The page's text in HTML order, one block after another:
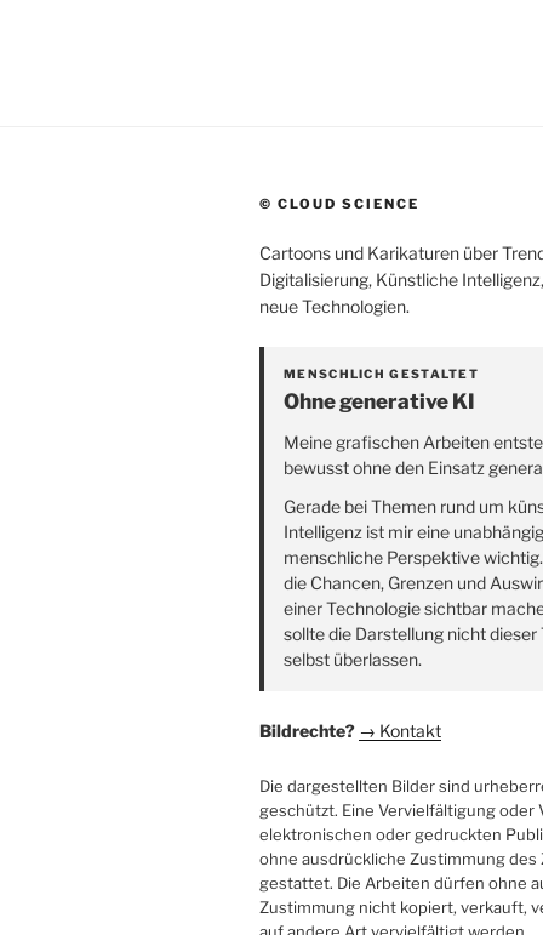
© CLOUD SCIENCE
Cartoons und Karikaturen über
Digitalisierung, Künstliche
neue Technologien.
MENSCHLICH GESTALTET
Ohne generative KI
Meine grafischen Arbeiten
bewusst ohne den Einsatz
Gerade bei Themen rund um
Intelligenz ist mir eine
menschliche Perspektive
die Chancen, Grenzen und
einer Technologie sichtbar
sollte die Darstellung nicht dieser
selbst überlassen.
Bildrechte? → Kontakt
Die dargestellten Bilder sind
geschützt. Eine Vervielfältigung oder
elektronischen oder gedruckten
ohne ausdrückliche Zustimmung des
gestattet. Die Arbeiten dürfen ohne
Zustimmung nicht kopiert, verkauft,